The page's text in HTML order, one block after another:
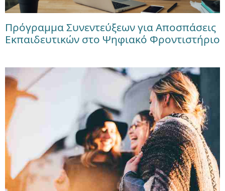
Πρόγραμμα Συνεντεύξεων για Αποσπάσεις
Εκπαιδευτικών στο Ψηφιακό Φροντιστήριο